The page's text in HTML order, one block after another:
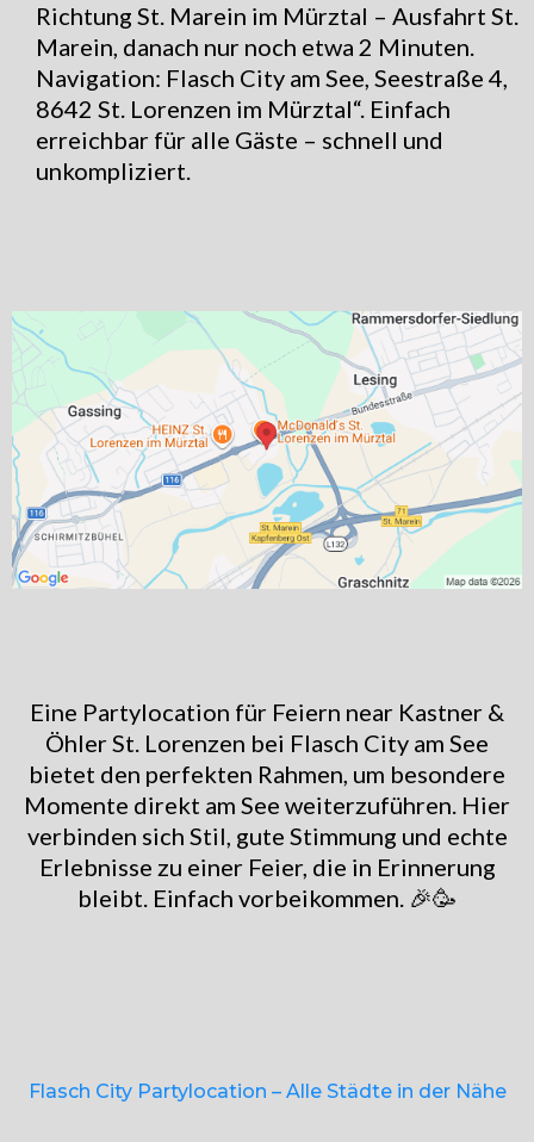
Richtung St. Marein im Mürztal – Ausfahrt St.
Marein, danach nur noch etwa 2 Minuten.
Navigation: Flasch City am See, Seestraße 4,
8642 St. Lorenzen im Mürztal“. Einfach
erreichbar für alle Gäste – schnell und
unkompliziert.
Eine Partylocation für Feiern near Kastner &
Öhler St. Lorenzen bei Flasch City am See
bietet den perfekten Rahmen, um besondere
Momente direkt am See weiterzuführen. Hier
verbinden sich Stil, gute Stimmung und echte
Erlebnisse zu einer Feier, die in Erinnerung
bleibt. Einfach vorbeikommen. 🎉🥳
Flasch City Partylocation – Alle Städte in der Nähe